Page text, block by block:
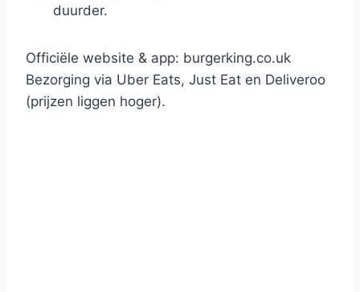
duurder.
Officiële website & app: burgerking.co.uk
Bezorging via Uber Eats, Just Eat en Deliveroo
(prijzen liggen hoger).